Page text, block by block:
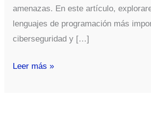
amenazas. En este artículo,
lenguajes de programación más
ciberseguridad y […]
Los
Leer más »